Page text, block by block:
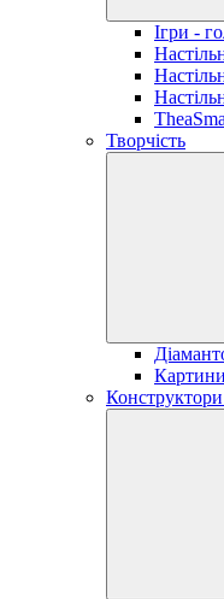
Ігри -
Творчість
Конструктори